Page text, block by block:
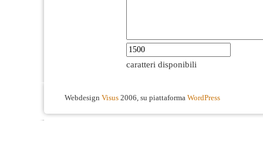
caratteri disponibili
Webdesign Visus 2006, su piattaforma WordPress